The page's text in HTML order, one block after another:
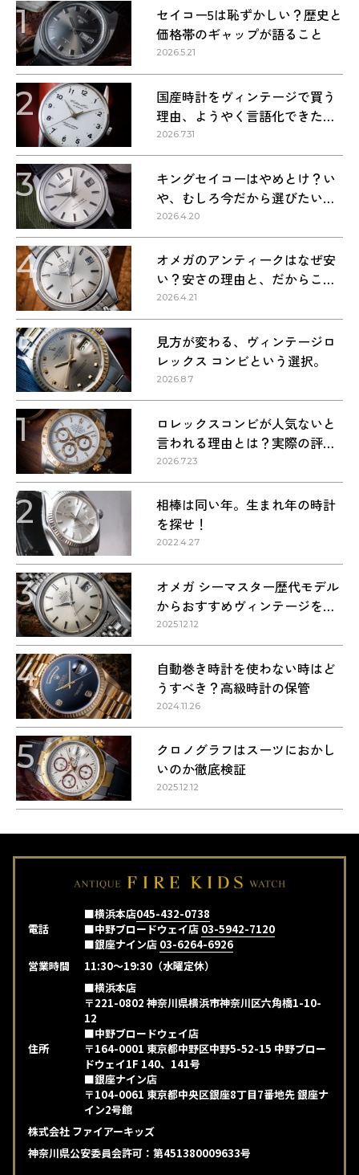
1
セイコー5は恥ずかしい？歴史と
価格帯のギャップが語ること
2026.5.21
2
国産時計をヴィンテージで買う
理由、ようやく言語化できた気
がする
2026.7.31
3
キングセイコーはやめとけ？い
や、むしろ今だから選びたい理
由
2026.4.20
4
オメガのアンティークはなぜ安
い？安さの理由と、だからこそ
狙い目な理由
2026.4.21
5
見方が変わる、ヴィンテージロ
レックス コンビという選択。
2026.8.7
1
ロレックスコンビが人気ないと
言われる理由とは？実際の評価
を解説
2026.7.23
2
相棒は同い年。生まれ年の時計
を探せ！
2022.4.27
3
オメガ シーマスター歴代モデル
からおすすめヴィンテージを紹
介
2025.12.12
4
自動巻き時計を使わない時はど
うすべき？高級時計の保管
2024.11.26
5
クロノグラフはスーツにおかし
いのか徹底検証
2025.12.12
電話
■横浜本店045-432-0738
■中野ブロードウェイ店 03-5942-7120
■銀座ナイン店 03-6264-6926
営業時間
11:30～19:30（水曜定休）
住所
■横浜本店
〒221-0802 神奈川県横浜市神奈川区六角橋1-10-
12
■中野ブロードウェイ店
〒164-0001 東京都中野区中野5-52-15 中野ブロー
ドウェイ1F 140、141号
■銀座ナイン店
〒104-0061 東京都中央区銀座8丁目7番地先 銀座ナ
イン2号館
株式会社 ファイアーキッズ
神奈川県公安委員会許可：第451380009633号